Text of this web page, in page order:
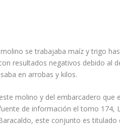
se trabajaba maí­z y trigo
resultados negativos debido al
en arrobas y kilos.
molino y del embarcadero
de información el tomo 174,
este conjunto es